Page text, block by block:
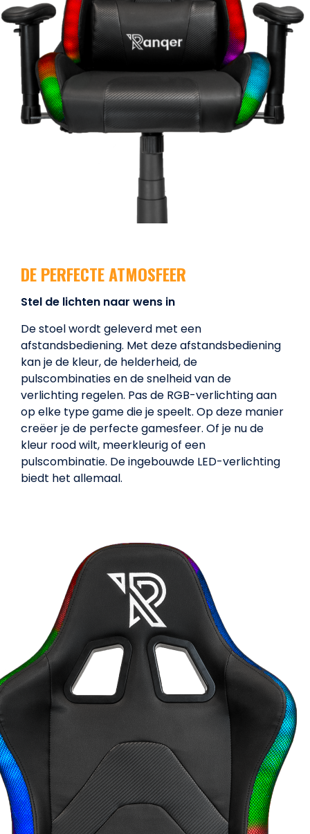
DE PERFECTE ATMOSFEER
Stel de lichten naar wens in
De stoel wordt geleverd met een
afstandsbediening. Met deze afstandsbediening
kan je de kleur, de helderheid, de
pulscombinaties en de snelheid van de
verlichting regelen. Pas de RGB-verlichting aan
op elke type game die je speelt. Op deze manier
creëer je de perfecte gamesfeer. Of je nu de
kleur rood wilt, meerkleurig of een
pulscombinatie. De ingebouwde LED-verlichting
biedt het allemaal.